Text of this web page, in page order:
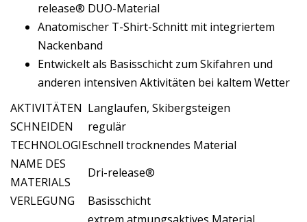
release® DUO-Material
Anatomischer T-Shirt-Schnitt mit integriertem
Nackenband
Entwickelt als Basisschicht zum Skifahren und
anderen intensiven Aktivitäten bei kaltem Wetter
AKTIVITÄTEN Langlaufen, Skibergsteigen
SCHNEIDEN
regulär
TECHNOLOGIEschnell trocknendes Material
NAME DES
MATERIALS
Dri-release®
VERLEGUNG
Basisschicht